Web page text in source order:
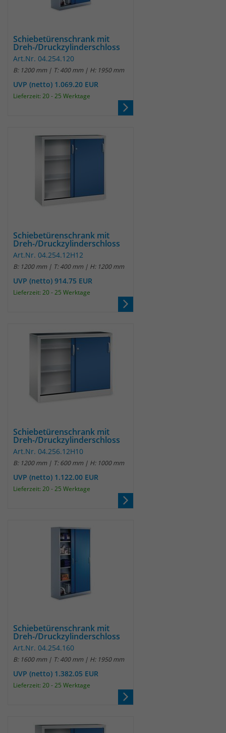
Schiebetürenschrank mit
Dreh-/Druckzylinderschloss
Art.Nr. 04.254.120
B: 1200 mm | T: 400 mm | H: 1950 mm
UVP (netto) 1.069.20 EUR
Lieferzeit: 20 - 25 Werktage
Schiebetürenschrank mit
Dreh-/Druckzylinderschloss
Art.Nr. 04.254.12H12
B: 1200 mm | T: 400 mm | H: 1200 mm
UVP (netto) 914.75 EUR
Lieferzeit: 20 - 25 Werktage
Schiebetürenschrank mit
Dreh-/Druckzylinderschloss
Art.Nr. 04.256.12H10
B: 1200 mm | T: 600 mm | H: 1000 mm
UVP (netto) 1.122.00 EUR
Lieferzeit: 20 - 25 Werktage
Schiebetürenschrank mit
Dreh-/Druckzylinderschloss
Art.Nr. 04.254.160
B: 1600 mm | T: 400 mm | H: 1950 mm
UVP (netto) 1.382.05 EUR
Lieferzeit: 20 - 25 Werktage